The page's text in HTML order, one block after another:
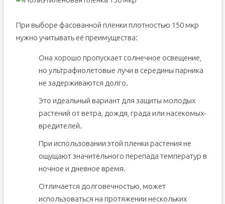
При выборе фасованной пленки плотностью 150 мкр
нужно учитывать её преимущества:
Она хорошо пропускает солнечное освещение,
но ультрафиолетовые лучи в середины парника
не задерживаются долго.
Это идеальный вариант для защиты молодых
растений от ветра, дождя, града или насекомых-
вредителей.
При использовании этой пленки растения не
ощущают значительного перепада температур в
ночное и дневное время.
Отличается долговечностью, может
использоваться на протяжении нескольких